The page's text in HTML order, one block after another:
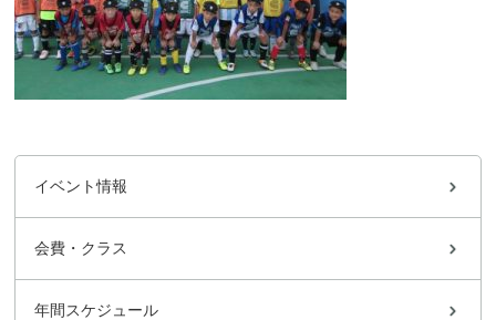
イベント情報
会費・クラス
年間スケジュール